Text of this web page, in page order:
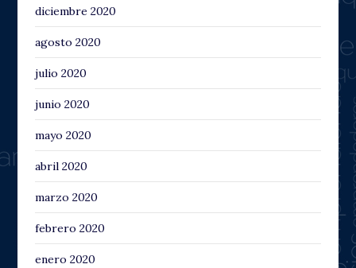
diciembre 2020
agosto 2020
julio 2020
junio 2020
mayo 2020
abril 2020
marzo 2020
febrero 2020
enero 2020